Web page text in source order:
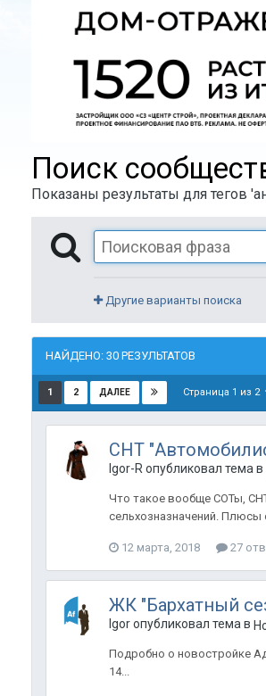
Поиск
Показаны результаты для тегов
Другие варианты поиска
НАЙДЕНО: 30 РЕЗУЛЬТАТОВ
1 2 ДАЛЕЕ Страница 1 из 2
СНТ
Igor-R опубликовал тема в
Что такое вообще СОТы,
сельхозназначений. Плюсы
12 марта, 2018 27
ЖК "Бархатный
Igor опубликовал тема в
Подробно о новостройке
14...